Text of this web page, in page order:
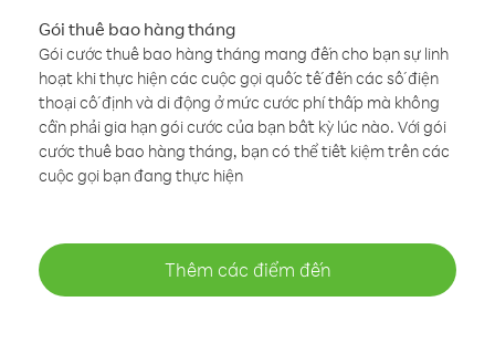
Gói thuê bao hàng tháng
Gói cước thuê bao hàng tháng mang đến cho bạn sự linh
hoạt khi thực hiện các cuộc gọi quốc tế đến các số điện
thoại cố định và di động ở mức cước phí thấp mà không
cần phải gia hạn gói cước của bạn bất kỳ lúc nào. Với gói
cước thuê bao hàng tháng, bạn có thể tiết kiệm trên các
cuộc gọi bạn đang thực hiện
Thêm các điểm đến